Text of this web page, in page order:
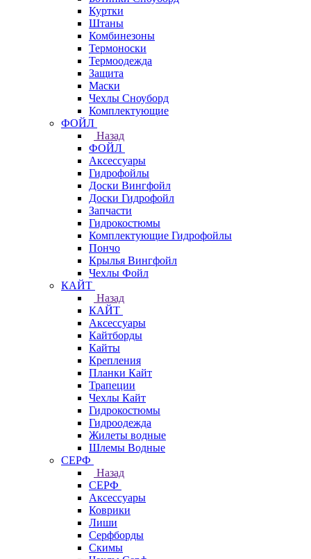
Куртки
Штаны
Комбинезоны
Термоноски
Термоодежда
Защита
Маски
Чехлы Сноуборд
Комплектующие
ФОЙЛ
Назад
ФОЙЛ
Аксессуары
Гидрофойлы
Доски Вингфойл
Доски Гидрофойл
Запчасти
Гидрокостюмы
Комплектующие Гидрофойлы
Пончо
Крылья Вингфойл
Чехлы Фойл
КАЙТ
Назад
КАЙТ
Аксессуары
Кайтборды
Кайты
Крепления
Планки Кайт
Трапеции
Чехлы Кайт
Гидрокостюмы
Гидроодежда
Жилеты водные
Шлемы Водные
СЕРФ
Назад
СЕРФ
Аксессуары
Коврики
Лиши
Серфборды
Скимы